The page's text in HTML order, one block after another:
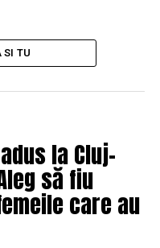
mai scump site din
România care nu
deschise
SI TU
la Cluj-
să fiu
care au